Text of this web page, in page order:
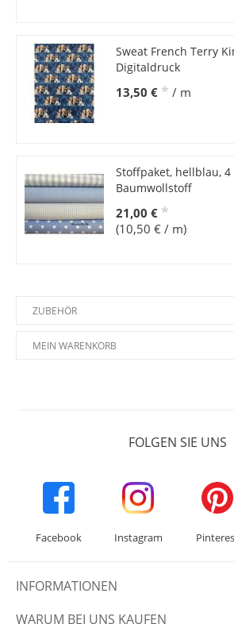
Sweat French Terry
Digitaldruck
13,50 € * / m
Stoffpaket, hellblau, 4
Baumwollstoff
21,00 € *
(10,50 € / m)
ZUBEHÖR
MEIN WARENKORB
FOLGEN SIE UNS
Facebook Instagram
INFORMATIONEN
WARUM BEI UNS KAUFEN